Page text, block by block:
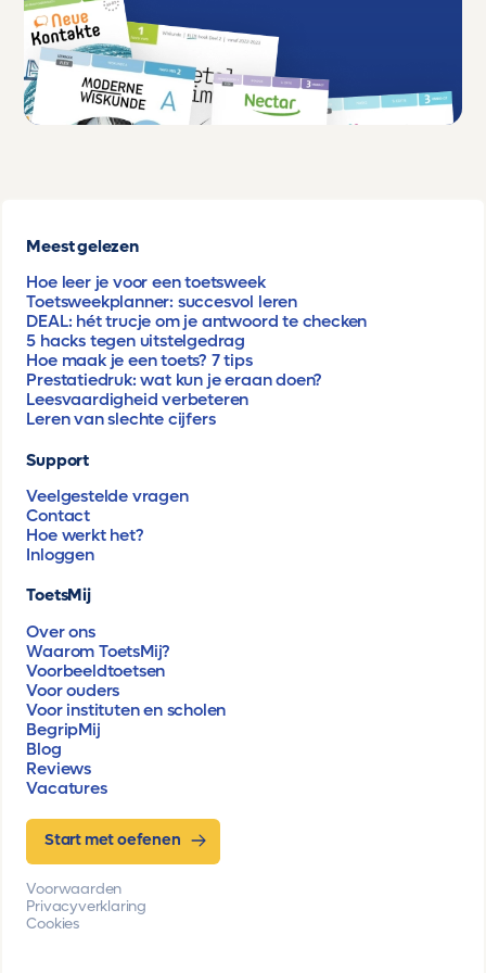
Meest gelezen
Hoe leer je voor een toetsweek
Toetsweekplanner: succesvol leren
DEAL: hét trucje om je antwoord te checken
5 hacks tegen uitstelgedrag
Hoe maak je een toets? 7 tips
Prestatiedruk: wat kun je eraan doen?
Leesvaardigheid verbeteren
Leren van slechte cijfers
Support
Veelgestelde vragen
Contact
Hoe werkt het?
Inloggen
ToetsMij
Over ons
Waarom ToetsMij?
Voorbeeldtoetsen
Voor ouders
Voor instituten en scholen
BegripMij
Blog
Reviews
Vacatures
Start met oefenen
Voorwaarden
Privacyverklaring
Cookies